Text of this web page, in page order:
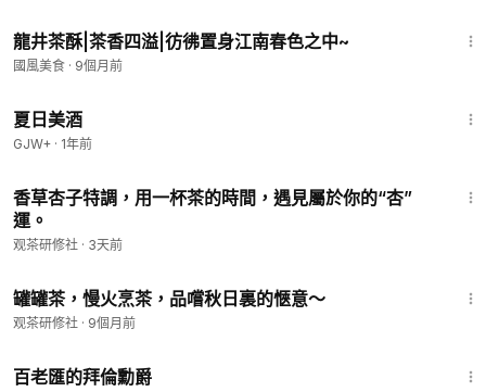
龍井茶酥|茶香四溢|彷彿置身江南春色之中~
國風美食 · 9個月前
夏日美酒
GJW+ · 1年前
香草杏子特調，用一杯茶的時間，遇見屬於你的“杏”
運。
观茶研修社 · 3天前
罐罐茶，慢火烹茶，品嚐秋日裏的愜意～
观茶研修社 · 9個月前
百老匯的拜倫勳爵